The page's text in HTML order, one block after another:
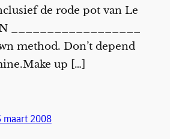
de rode pot van Le
__________________
method. Don’t depend
up […]
maart 2008